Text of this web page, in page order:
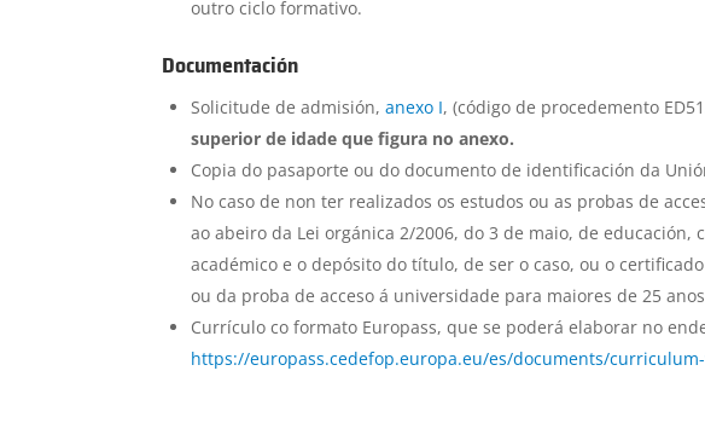
outro ciclo formativo.
Documentación
Solicitude de admisión,anexo I, (código de procedemento
superior de idade que figura no anexo.
Copia do pasaporte ou do documento de identificación da
No caso de non ter realizados os estudos ou as probas de
ao abeiro da Lei orgánica 2/2006, do 3 de maio, de
académico e o depósito do título, de ser o caso, ou o
ou da proba de acceso á universidade para maiores de 25
Currículo co formato Europass, que se poderá elaborar no
https://europass.cedefop.europa.eu/es/documents/